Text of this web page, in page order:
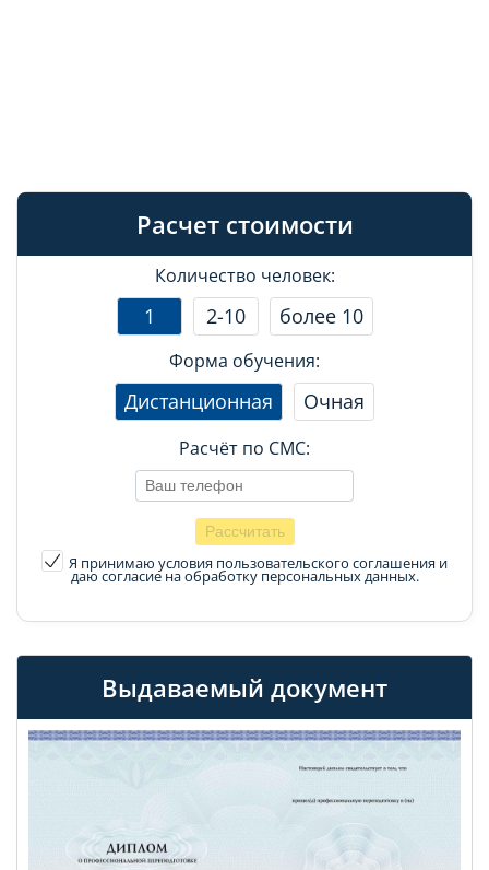
Расчет стоимости
Количество человек:
1 2-10 более 10
Форма обучения:
Дистанционная Очная
Расчёт по СМС:
Я принимаю условия пользовательского соглашения и
даю согласие на обработку персональных данных.
Выдаваемый документ